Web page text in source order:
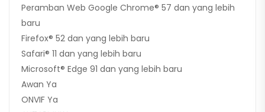
Peramban Web Google Chrome® 57 dan yang lebih
baru
Firefox® 52 dan yang lebih baru
Safari® 11 dan yang lebih baru
Microsoft® Edge 91 dan yang lebih baru
Awan Ya
ONVIF Ya